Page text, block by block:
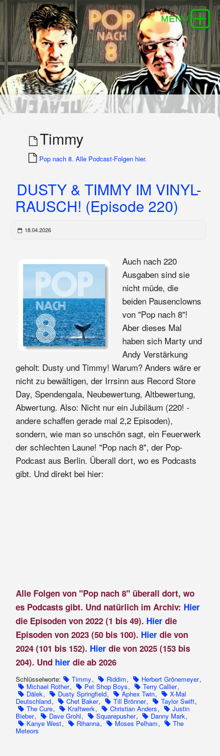
Timmy
Pop nach 8. Alle Podcast-Folgen hier.
DUSTY & TIMMY IM VINYL-
RAUSCH! (Episode 220)
18.04.2026
Auch nach 220
Ausgaben sind sie
nicht müde, die
beiden Pausenclowns
von "Pop nach 8"!
Aber dieses Mal
haben sich Marty und
Andy Verstärkung
geholt: Dusty und Timmy! Warum? Anders wäre er
nicht zu bewältigen, der Irrsinn aus Record Store
Day, Spendengala, Neubewertung, Altbewertung,
Abwertung. Also: Nicht nur ein Jubiläum (220! -
andere schaffen gerade mal 2,2 Episoden),
sondern, wie man so unschön sagt, ein Feuerwerk
der schlechten Laune! "Pop nach 8", der Pop-
Podcast aus Berlin. Überall dort, wo es Podcasts
gibt. Und direkt bei hier:
Alle Folgen von "Pop nach 8" überall dort, wo
es Podcasts gibt. Und natürlich im Archiv: Hier
die Episoden von 2022 (1 bis 49). Hierdie
Episoden von 2023 (50 bis 100). Hier die von
2024 (101 bis 152). Hier die von 2025 (153 bis
204). Und hier die ab 2026
Schlüsselworte: Timmy, Riddim, Herbert Grönemeyer,
Michael Rother, Pet Shop Boys, Terry Callier,
Dälek, Dusty Springfield, Aphex Twin, X-Mal
Deutschland, Chet Baker, Till Brönner, Taylor Swift,
The Cure, Kraftwerk, Christian Anders, Justin
Bieber, Dave Grohl, Squarepusher, Danny Mark,
Kanye West, Rihanna, Moses Pelham, The
Meteors